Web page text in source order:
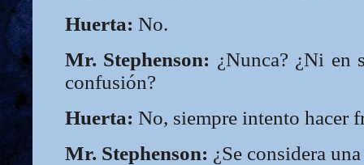
Huerta: No.
Mr. Stephenson: ¿Nunca? ¿Ni en
confusión?
Huerta: No, siempre intento hacer
Mr. Stephenson: ¿Se considera